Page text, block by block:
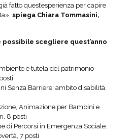
fatto quest’esperienza per capire
spiega Chiara Tommasini,
scegliere quest’anno
e tutela del patrimonio
Senza Barriere: ambito disabilità,
Animazione per Bambini e
8 posti
di Percorsi in Emergenza Sociale:
7 posti